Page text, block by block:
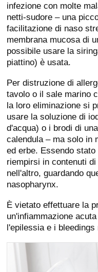
infezione con molte
netti-sudore – una
facilitazione di naso
membrana mucosa di
possibile usare la
piattino) è usata.
Per distruzione di
tavolo o il sale marino
la loro eliminazione si
usare la soluzione di
d'acqua) o i brodi di
calendula – ma solo in
ed erbe. Essendo
riempirsi in contenuti
nell'altro, guardando
nasopharynx.
È vietato effettuare la
un'infiammazione
l'epilessia e i